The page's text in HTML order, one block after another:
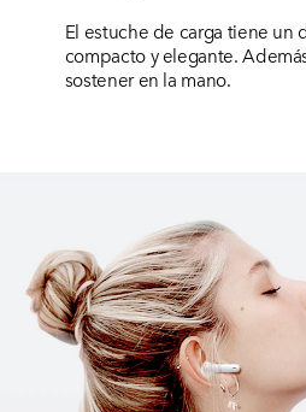
El estuche de carga tiene un
compacto y elegante.
sostener en la mano.